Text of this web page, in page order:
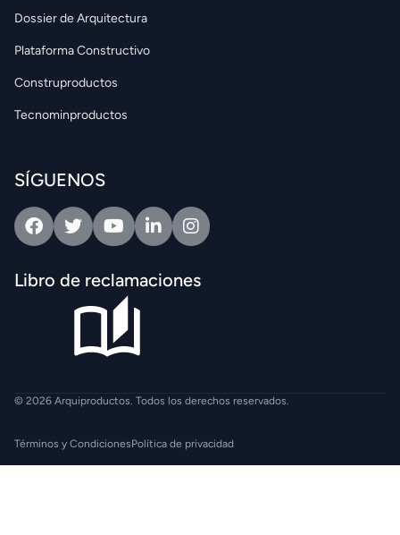
Dossier de Arquitectura
Plataforma Constructivo
Construproductos
Tecnominproductos
SÍGUENOS
FacebookTwitterYoutubeLinkedinIntagram
Libro de reclamaciones
© 2026 Arquiproductos. Todos los derechos reservados.
Términos y CondicionesPolítica de privacidad